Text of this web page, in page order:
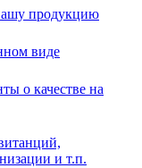
продукцию
виде
о качестве на
и т.п.